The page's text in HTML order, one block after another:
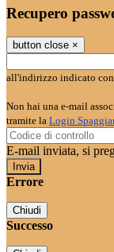
Recupero
button close ×
all'indirizzo indicato
Non hai una e-mail
tramite la Login
E-mail inviata, si
Errore
Chiudi
Successo